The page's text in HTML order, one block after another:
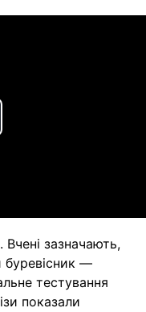
зазначають,
буревісник —
тестування
показали